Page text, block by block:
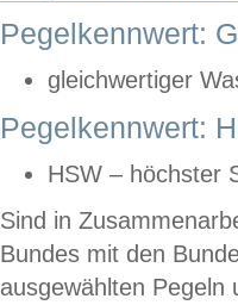
Pegelkennwert:
gleichwertiger
Pegelkennwert:
HSW – höchster
Sind in
Bundes mit den
ausgewählten